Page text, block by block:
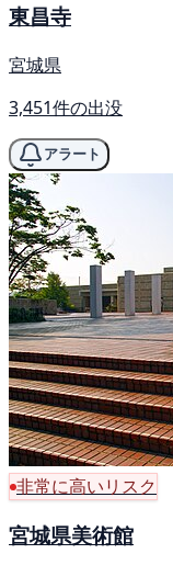
東昌寺
宮城県
3,451件の出没
アラート
非常に高いリスク
宮城県美術館